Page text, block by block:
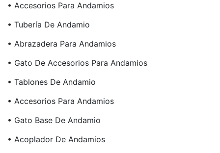
• Accesorios Para Andamios
• Tubería De Andamio
• Abrazadera Para Andamios
• Gato De Accesorios Para Andamios
• Tablones De Andamio
• Accesorios Para Andamios
• Gato Base De Andamio
• Acoplador De Andamios